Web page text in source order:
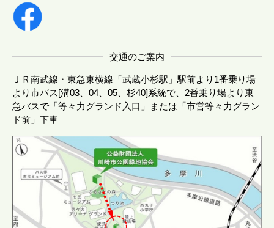
交通のご案内
ＪＲ南武線・東急東横線「武蔵小杉駅」駅前より1番乗り場
より市バス[溝03、04、05、杉40]系統で、2番乗り場より東
急バスで「等々力グランド入口」または「市営等々力グラン
ド前」下車